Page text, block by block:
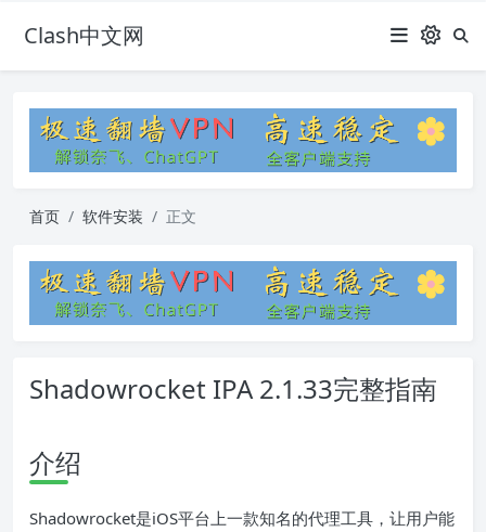
Clash中文网
首页 软件安装 正文
Shadowrocket IPA 2.1.33完整指南
介绍
Shadowrocket是iOS平台上一款知名的代理工具，让用户能